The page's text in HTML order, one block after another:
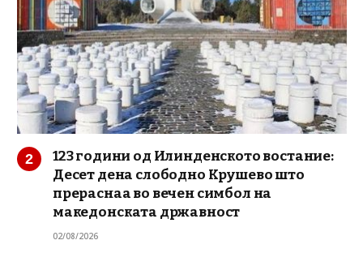
123 години од Илинденското востание:
Десет дена слободно Крушево што
прераснаа во вечен симбол на
македонската државност
02/08/2026